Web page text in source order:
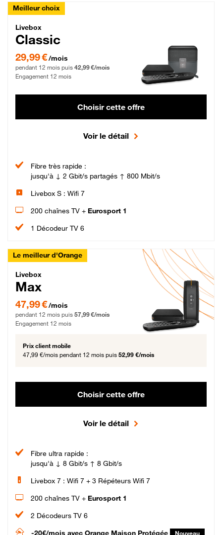
Meilleur choix
Livebox Classic Fibre
Livebox
Classic
29,99 € par mois pendant 12 mois puis 42,99 € par mois, Engagement 12 mois
29,99 €/mois
pendant 12 mois puis 42,99 €/mois
Engagement 12 mois
Choisir cette offre
Voir le détail
Fibre très rapide :
jusqu'à ↓ 2 Gbit/s partagés ↑ 800 Mbit/s
Livebox S : Wifi 7
200 chaînes TV + Eurosport 1
1 Décodeur TV 6
Le meilleur d'Orange
Livebox Max Fibre
Livebox
Max
47,99 € par mois pendant 12 mois puis 57,99 € par mois, Engagement 12 mois
47,99 €/mois
pendant 12 mois puis 57,99 €/mois
Engagement 12 mois
Prix client mobile
47,99 €/mois pendant 12 mois puis 52,99 €/mois
Choisir cette offre
Voir le détail
Fibre ultra rapide :
jusqu'à ↓ 8 Gbit/s ↑ 8 Gbit/s
Livebox 7 : Wifi 7 + 3 Répéteurs Wifi 7
200 chaînes TV + Eurosport 1
2 Décodeurs TV 6
-20€/mois avec Orange Maison Protégée Nouveau